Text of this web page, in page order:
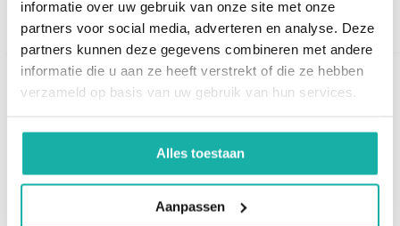
informatie over uw gebruik van onze site met onze
partners voor social media, adverteren en analyse. Deze
partners kunnen deze gegevens combineren met andere
informatie die u aan ze heeft verstrekt of die ze hebben
verzameld op basis van uw gebruik van hun services.
Alles toestaan
Aanpassen